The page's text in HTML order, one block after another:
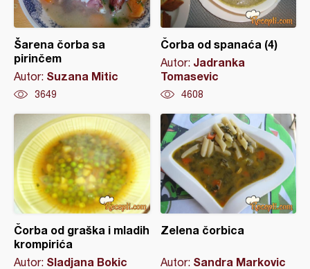
Šarena čorba sa
pirinčem
Autor: Suzana Mitic
3649
Čorba od spanaća (4)
Autor: Jadranka
Tomasevic
4608
Čorba od graška i mladih
krompirića
Autor: Sladjana Bokic
Zelena čorbica
Autor: Sandra Markovic